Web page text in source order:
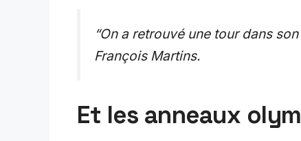
“On a retrouvé une tour dans
François Martins.
Et les anneaux